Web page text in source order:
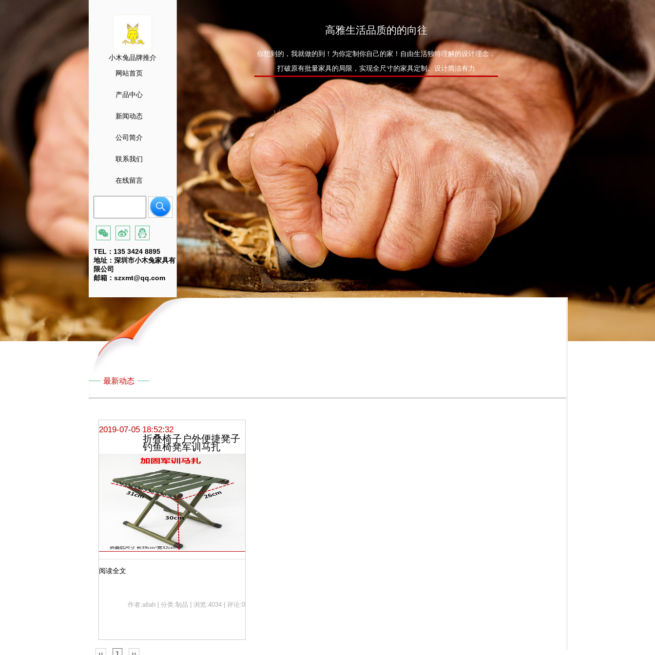
高雅生活品质的的向往
你想到的，我就做的到！为你定制你自己的家！自由生活独特理解的设计理念，
打破原有批量家具的局限，实现全尺寸的家具定制。设计简洁有力
小木兔品牌推介
网站首页
产品中心
新闻动态
公司简介
联系我们
在线留言
TEL：135 3424 8895
地址：深圳市小木兔家具有
限公司
邮箱：szxmt@qq.com
最新动态
2019-07-05 18:52:32
折叠椅子户外便捷凳子
钓鱼椅凳军训马扎
阅读全文
作者:allah | 分类:制品 | 浏览:4034 | 评论:0